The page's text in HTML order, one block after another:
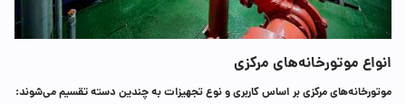
انواع موتورخانه‌های مرکزی
موتورخانه‌های مرکزی بر اساس کاربری و نوع تجهیزات به چندین دسته تقسیم می‌شوند: